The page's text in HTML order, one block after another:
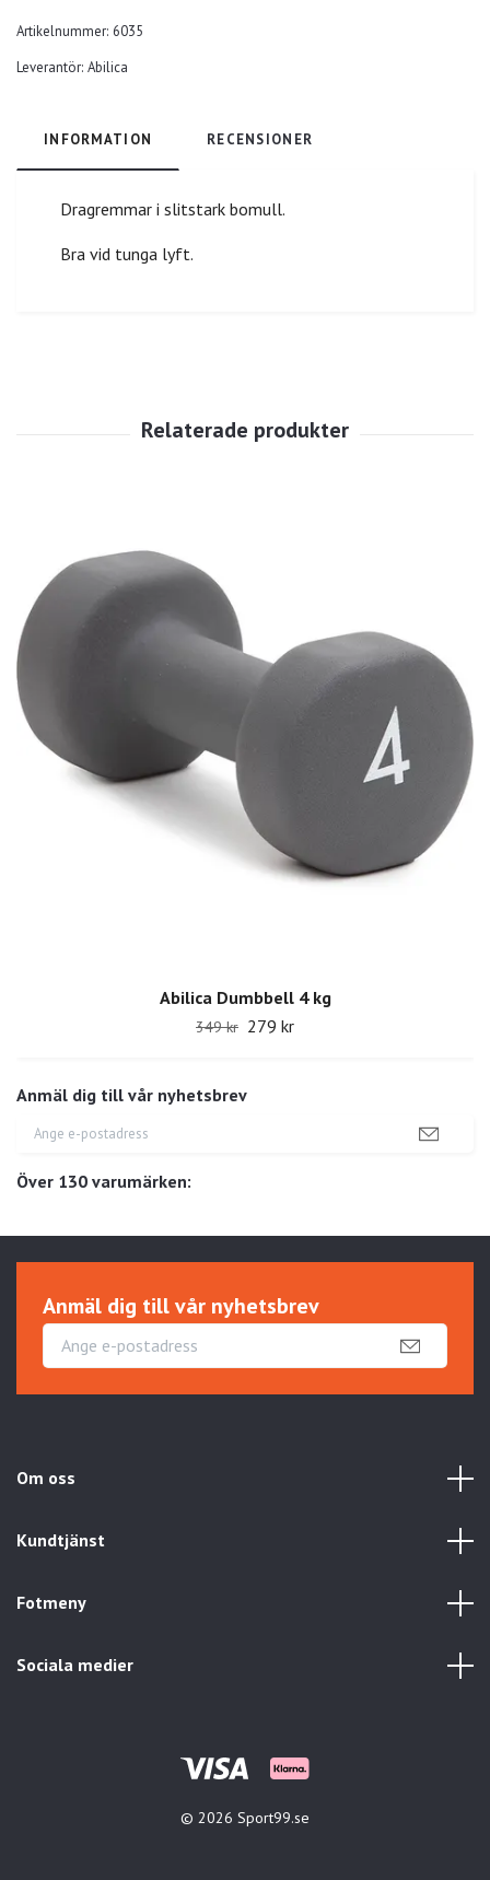
Anmäl dig till vår nyhetsbrev
Över 130 varumärken:
Artikelnummer: 6035
Leverantör: Abilica
INFORMATION RECENSIONER
Dragremmar i slitstark bomull.
Bra vid tunga lyft.
Abilica Dumbbell 4 kg
349 kr 279 kr
Anmäl dig till vår nyhetsbrev
Om oss
Kundtjänst
Fotmeny
Sociala medier
© 2026 Sport99.se